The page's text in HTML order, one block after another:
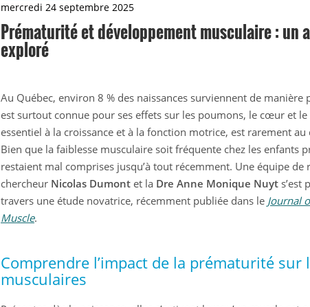
mercredi 24 septembre 2025
Prématurité et développement musculaire : un
exploré
Au Québec, environ 8 % des naissances surviennent de
est surtout connue pour ses effets sur les poumons, le cœur et
essentiel à la croissance et à la fonction motrice, est rarement
Bien que la faiblesse musculaire soit fréquente chez les enfants
restaient mal comprises jusqu’à tout récemment. Une équipe de
chercheur Nicolas Dumont et la Dre Anne Monique Nuyt s’est
travers une étude novatrice, récemment publiée dans le Journal
Muscle.
Comprendre l’impact de la prématurité sur
musculaires